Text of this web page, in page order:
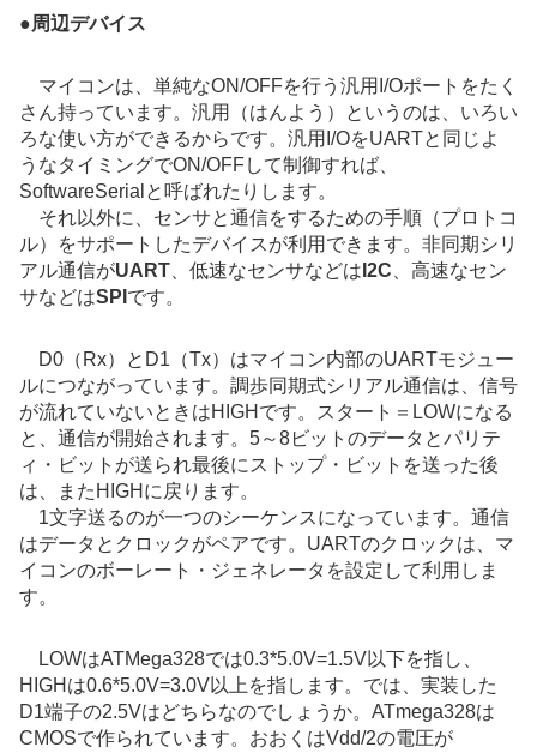
●周辺デバイス
マイコンは、単純なON/OFFを行う汎用I/Oポートをたく
さん持っています。汎用（はんよう）というのは、いろい
ろな使い方ができるからです。汎用I/OをUARTと同じよ
うなタイミングでON/OFFして制御すれば、
SoftwareSerialと呼ばれたりします。
それ以外に、センサと通信をするための手順（プロトコ
ル）をサポートしたデバイスが利用できます。非同期シリ
アル通信がUART 、低速なセンサなどは I2C 、高速なセン
サなどはSPI です。
D0（Rx）とD1（Tx）はマイコン内部のUARTモジュー
ルにつながっています。調歩同期式シリアル通信は、信号
が流れていないときはHIGHです。スタート＝LOWになる
と、通信が開始されます。5～8ビットのデータとパリテ
ィ・ビットが送られ最後にストップ・ビットを送った後
は、またHIGHに戻ります。
1文字送るのが一つのシーケンスになっています。通信
はデータとクロックがペアです。UARTのクロックは、マ
イコンのボーレート・ジェネレータを設定して利用しま
す。
LOWはATMega328では0.3*5.0V=1.5V以下を指し、
HIGHは0.6*5.0V=3.0V以上を指します。では、実装した
D1端子の2.5Vはどちらなのでしょうか。ATmega328は
CMOSで作られています。おおくはVdd/2の電圧が